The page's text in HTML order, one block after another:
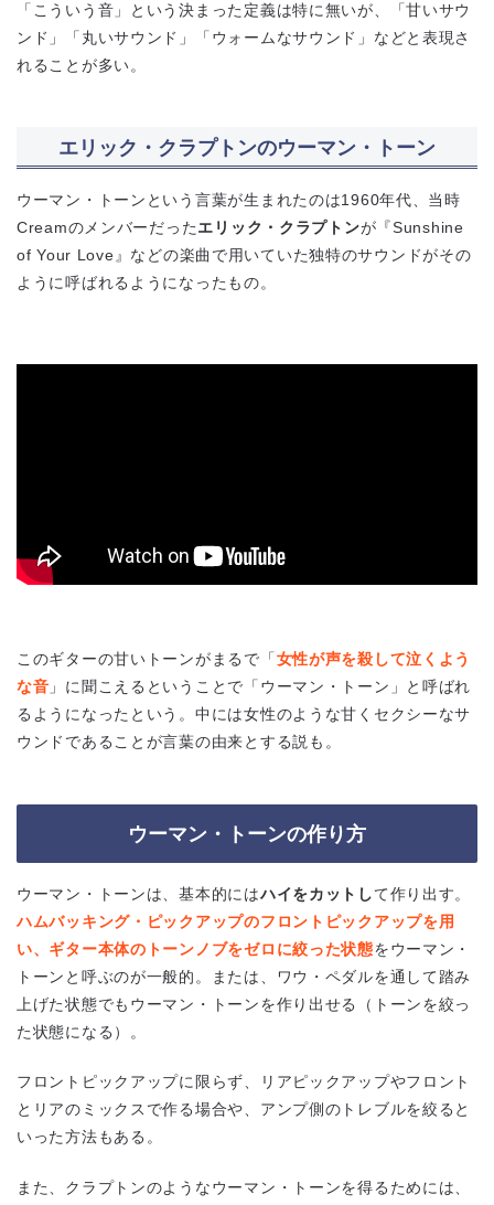
「こういう音」という決まった定義は特に無いが、「甘いサウ
ンド」「丸いサウンド」「ウォームなサウンド」などと表現さ
れることが多い。
エリック・クラプトンのウーマン・トーン
ウーマン・トーンという言葉が生まれたのは1960年代、当時
Creamのメンバーだったエリック・クラプトンが『Sunshine
of Your Love』などの楽曲で用いていた独特のサウンドがその
ように呼ばれるようになったもの。
このギターの甘いトーンがまるで「女性が声を殺して泣くよう
な音 」に聞こえるということで「ウーマン・トーン」と呼ばれ
るようになったという。中には女性のような甘くセクシーなサ
ウンドであることが言葉の由来とする説も。
ウーマン・トーンの作り方
ウーマン・トーンは、基本的にはハイをカットして作り出す。
ハムバッキング・ピックアップのフロントピックアップを用
い、ギター本体のトーンノブをゼロに絞った状態をウーマン・
トーンと呼ぶのが一般的。または、ワウ・ペダルを通して踏み
上げた状態でもウーマン・トーンを作り出せる（トーンを絞っ
た状態になる）。
フロントピックアップに限らず、リアピックアップやフロント
とリアのミックスで作る場合や、アンプ側のトレブルを絞ると
いった方法もある。
また、クラプトンのようなウーマン・トーンを得るためには、